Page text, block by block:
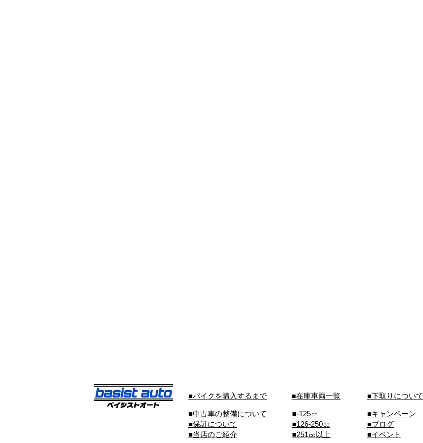
■バイクを購入するまで ■在庫車両一覧 ■下取りについて
■中古車の整備について
■保証について
■当店のご紹介
■-125㏄
■126-250㏄
■251㏄以上
■キャンペーン
■ブログ
■イベント